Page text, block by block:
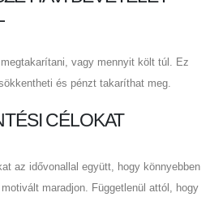
vagy mennyit költ túl. Ez
és pénzt takaríthat meg.
CÉLOKAT
az idővonallal együtt, hogy könnyebben
maradjon. Függetlenül attól, hogy